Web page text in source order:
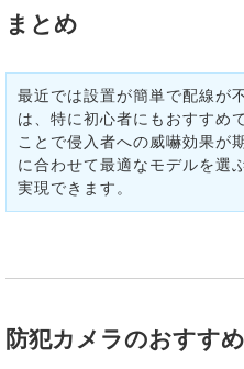
まとめ
最近では設置が簡単で配線が
は、特に初心者にもおすすめ
ことで侵入者への威嚇効果が
に合わせて最適なモデルを選
実現できます。
防犯カメラのおすす